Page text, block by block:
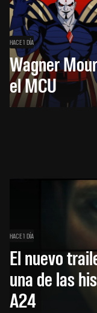
HACE 1 DÍA
Wagner
el MCU
HACE 1 DÍA
El nuevo
una de las
A24